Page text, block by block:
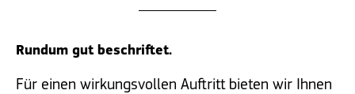
Rundum gut beschriftet.
Für einen wirkungsvollen Auftritt bieten wir Ihnen